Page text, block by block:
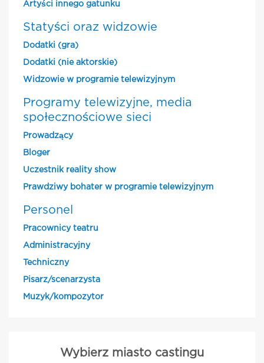
Artyści innego gatunku
Statyści oraz widzowie
Dodatki (gra)
Dodatki (nie aktorskie)
Widzowie w programie telewizyjnym
Programy telewizyjne, media
społecznościowe sieci
Prowadzący
Bloger
Uczestnik reality show
Prawdziwy bohater w programie telewizyjnym
Personel
Pracownicy teatru
Administracyjny
Techniczny
Pisarz/scenarzysta
Muzyk/kompozytor
Wybierz miasto castingu